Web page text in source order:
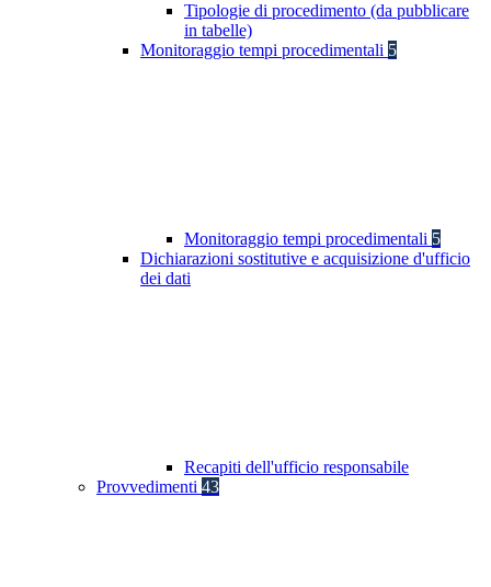
Tipologie di procedimento (da pubblicare
in tabelle)
Monitoraggio tempi procedimentali 5
Monitoraggio tempi procedimentali 5
Dichiarazioni sostitutive e acquisizione d'ufficio
dei dati
Recapiti dell'ufficio responsabile
Provvedimenti 43